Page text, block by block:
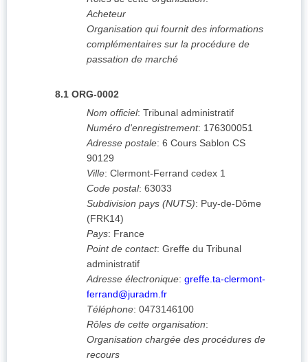
Acheteur
Organisation qui fournit des informations
complémentaires sur la procédure de
passation de marché
8.1 ORG-0002
Nom officiel: Tribunal administratif
Numéro d'enregistrement: 176300051
Adresse postale: 6 Cours Sablon CS
90129
Ville: Clermont-Ferrand cedex 1
Code postal: 63033
Subdivision pays (NUTS): Puy-de-Dôme
(FRK14)
Pays: France
Point de contact: Greffe du Tribunal
administratif
Adresse électronique: greffe.ta-clermont-
ferrand@juradm.fr
Téléphone: 0473146100
Rôles de cette organisation:
Organisation chargée des procédures de
recours